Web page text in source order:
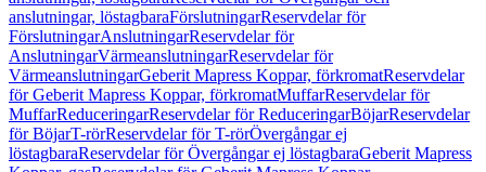
anslutningar, löstagbaraFörslutningarReservdelar för
FörslutningarAnslutningarReservdelar för
AnslutningarVärmeanslutningarReservdelar för
VärmeanslutningarGeberit Mapress Koppar, förkromatReservdelar
för Geberit Mapress Koppar, förkromatMuffarReservdelar för
MuffarReduceringarReservdelar för ReduceringarBöjarReservdelar
för BöjarT-rörReservdelar för T-rörÖvergångar ej
löstagbaraReservdelar för Övergångar ej löstagbaraGeberit Mapress